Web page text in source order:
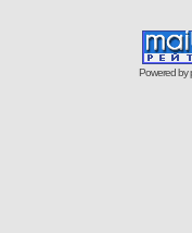
Powered by